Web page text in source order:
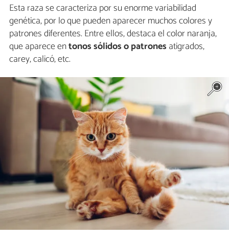
Esta raza se caracteriza por su enorme variabilidad
genética, por lo que pueden aparecer muchos colores y
patrones diferentes. Entre ellos, destaca el color naranja,
que aparece entonos sólidos o patrones atigrados,
carey, calicó, etc.